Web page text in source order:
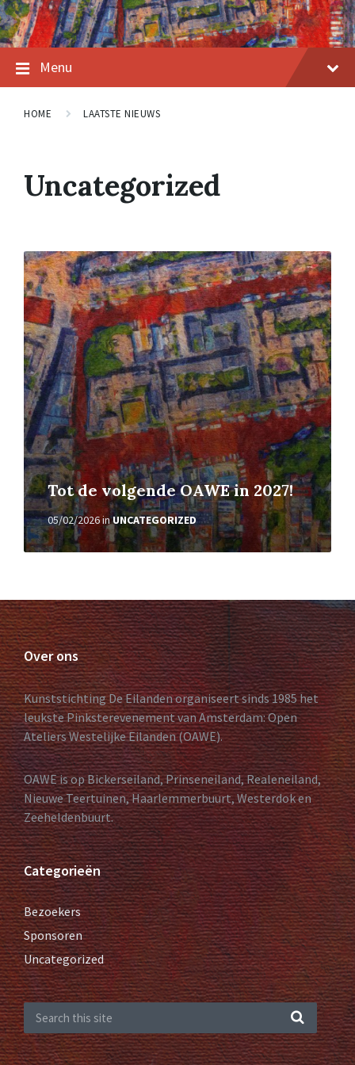
Menu
HOME LAATSTE NIEUWS
Uncategorized
Tot de volgende OAWE in 2027!
05/02/2026inUNCATEGORIZED
Read
More
Over ons
Kunststichting De Eilanden organiseert sinds 1985 het
leukste Pinksterevenement van Amsterdam: Open
Ateliers Westelijke Eilanden (OAWE).
OAWE is op Bickerseiland, Prinseneiland, Realeneiland,
Nieuwe Teertuinen, Haarlemmerbuurt, Westerdok en
Zeeheldenbuurt.
Categorieën
Bezoekers
Sponsoren
Uncategorized